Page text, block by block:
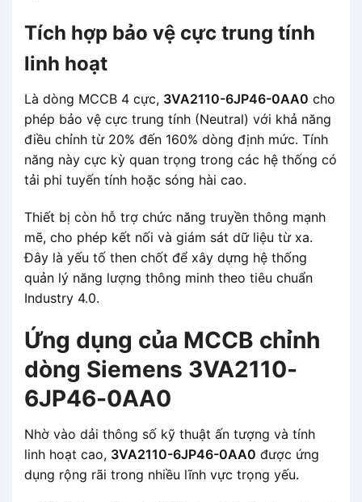
Tích hợp bảo vệ cực trung tính
linh hoạt
Là dòng MCCB 4 cực, 3VA2110-6JP46-0AA0 cho
phép bảo vệ cực trung tính (Neutral) với khả năng
điều chỉnh từ 20% đến 160% dòng định mức. Tính
năng này cực kỳ quan trọng trong các hệ thống có
tải phi tuyến tính hoặc sóng hài cao.
Thiết bị còn hỗ trợ chức năng truyền thông mạnh
mẽ, cho phép kết nối và giám sát dữ liệu từ xa.
Đây là yếu tố then chốt để xây dựng hệ thống
quản lý năng lượng thông minh theo tiêu chuẩn
Industry 4.0.
Ứng dụng của MCCB chỉnh
dòng Siemens 3VA2110-
6JP46-0AA0
Nhờ vào dải thông số kỹ thuật ấn tượng và tính
linh hoạt cao, 3VA2110-6JP46-0AA0 được ứng
dụng rộng rãi trong nhiều lĩnh vực trọng yếu.